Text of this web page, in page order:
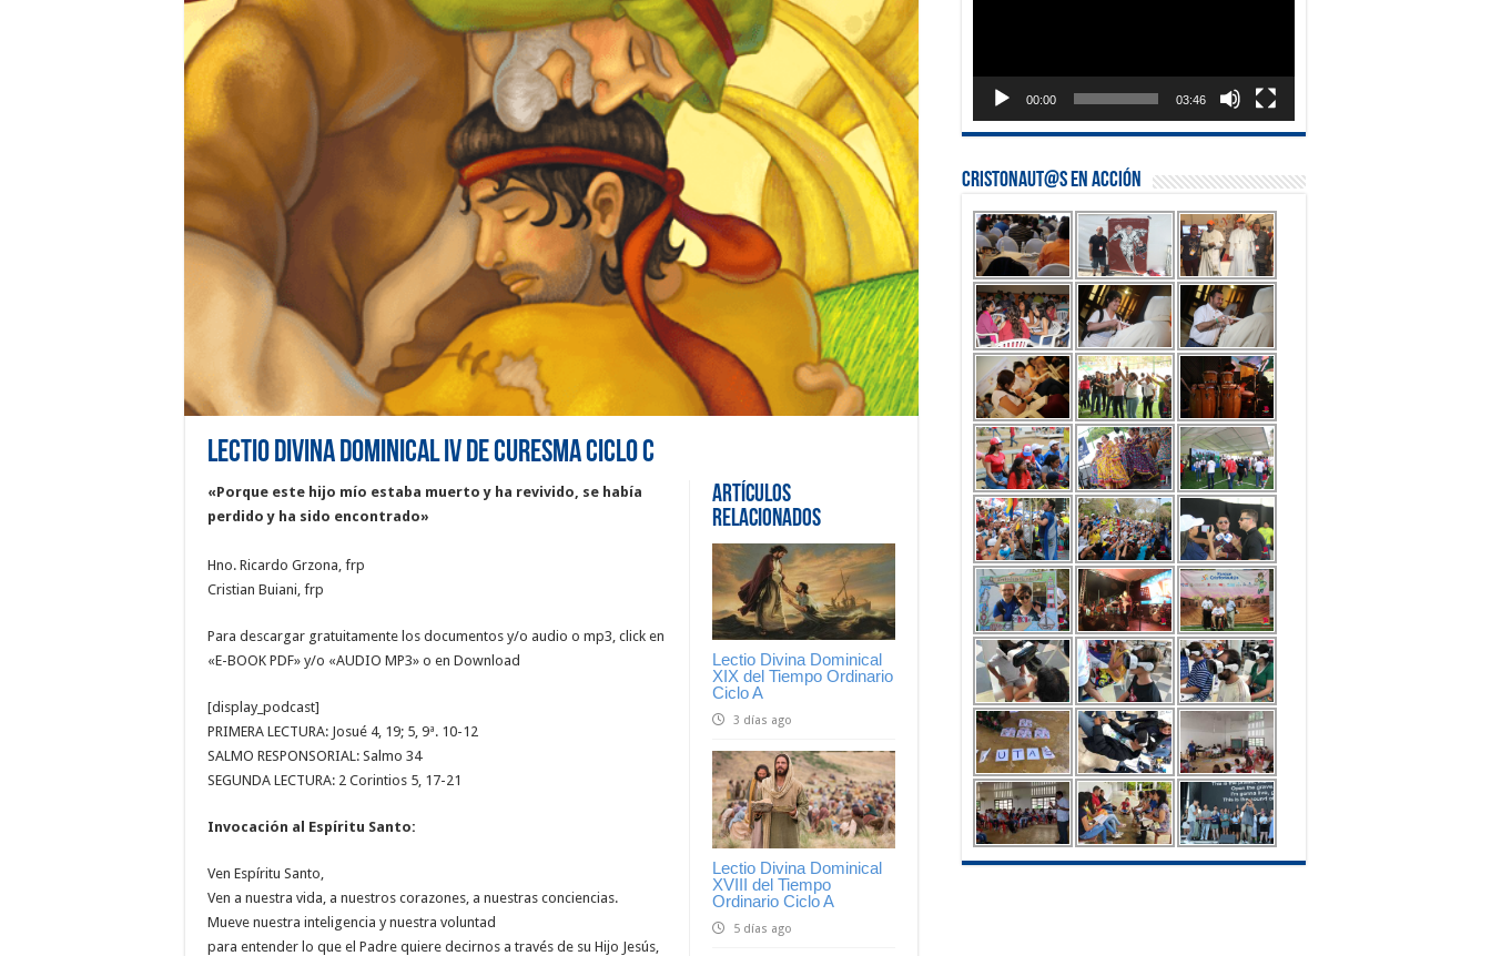
Lectio Divina Dominical IV de Curesma Ciclo C
Artículos
Relacionados
Lectio Divina Dominical
XIX del Tiempo Ordinario
Ciclo A
3 días ago
Lectio Divina Dominical
XVIII del Tiempo
Ordinario Ciclo A
5 días ago
«Porque este hijo mío estaba muerto y ha revivido, se había
perdido y ha sido encontrado»
Hno. Ricardo Grzona, frp
Cristian Buiani, frp
Para descargar gratuitamente los documentos y/o audio o mp3, click en
«E-BOOK PDF» y/o «AUDIO MP3» o en Download
[display_podcast]
PRIMERA LECTURA: Josué 4, 19; 5, 9ª. 10-12
SALMO RESPONSORIAL: Salmo 34
SEGUNDA LECTURA: 2 Corintios 5, 17-21
Invocación al Espíritu Santo:
Ven Espíritu Santo,
Ven a nuestra vida, a nuestros corazones, a nuestras conciencias.
Mueve nuestra inteligencia y nuestra voluntad
para entender lo que el Padre quiere decirnos a través de su Hijo Jesús,
00:00 03:46
Cristonaut@s en Acción